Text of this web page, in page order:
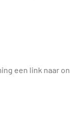
een link naar